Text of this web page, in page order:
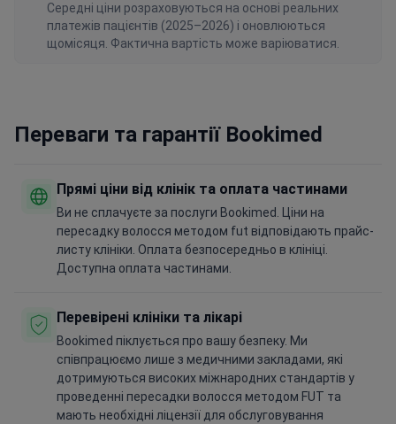
Середні ціни розраховуються на основі реальних
платежів пацієнтів (2025–2026) і оновлюються
щомісяця. Фактична вартість може варіюватися.
Переваги та гарантії Bookimed
Прямі ціни від клінік та оплата частинами
Ви не сплачуєте за послуги Bookimed. Ціни на
пересадку волосся методом fut відповідають прайс-
листу клініки. Оплата безпосередньо в клініці.
Доступна оплата частинами.
Перевірені клініки та лікарі
Bookimed піклується про вашу безпеку. Ми
співпрацюємо лише з медичними закладами, які
дотримуються високих міжнародних стандартів у
проведенні пересадки волосся методом FUT та
мають необхідні ліцензії для обслуговування